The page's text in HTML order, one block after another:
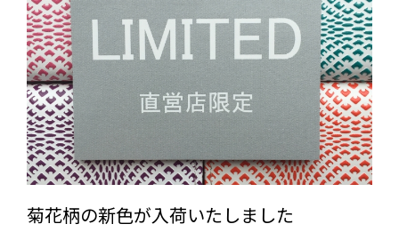
菊花柄の新色が入荷いたしました